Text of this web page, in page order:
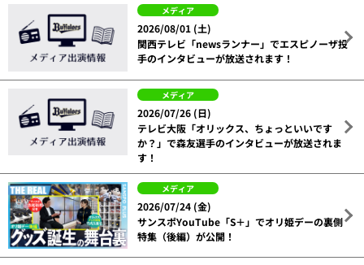
メディア
2026/08/01 (土)
関西テレビ「newsランナー」でエスピノーザ投
手のインタビューが放送されます！
メディア
2026/07/26 (日)
テレビ大阪「オリックス、ちょっといいです
か？」で森友選手のインタビューが放送されま
す！
メディア
2026/07/24 (金)
サンスポYouTube「S＋」でオリ姫デーの裏側
特集（後編）が公開！